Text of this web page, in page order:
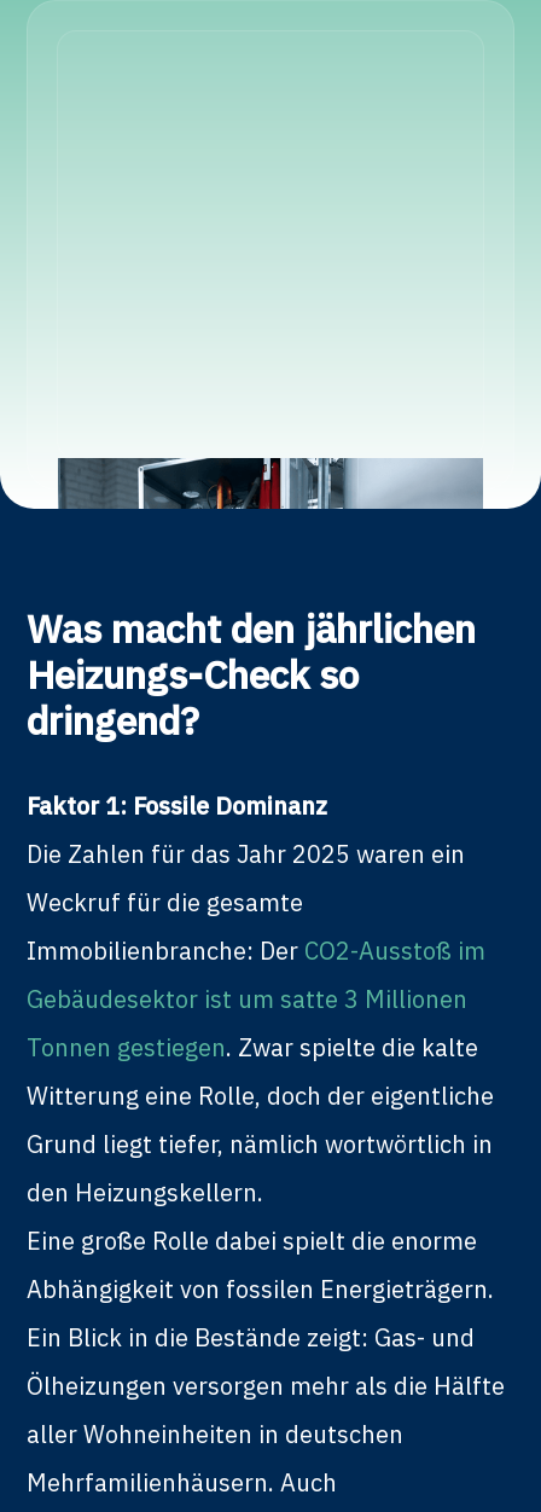
Was macht den jährlichen
Heizungs-Check so
dringend?
Faktor 1: Fossile Dominanz
Die Zahlen für das Jahr 2025 waren ein
Weckruf für die gesamte
Immobilienbranche: Der CO2-Ausstoß im
Gebäudesektor ist um satte 3 Millionen
Tonnen gestiegen. Zwar spielte die kalte
Witterung eine Rolle, doch der eigentliche
Grund liegt tiefer, nämlich wortwörtlich in
den Heizungskellern.
Eine große Rolle dabei spielt die enorme
Abhängigkeit von fossilen Energieträgern.
Ein Blick in die Bestände zeigt: Gas- und
Ölheizungen versorgen mehr als die Hälfte
aller Wohneinheiten in deutschen
Mehrfamilienhäusern. Auch